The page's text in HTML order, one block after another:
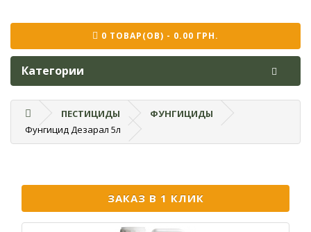
0 ТОВАР(ОВ) - 0.00 ГРН.
Категории
ПЕСТИЦИДЫ
ФУНГИЦИДЫ
Фунгицид Дезарал 5л
ЗАКАЗ В 1 КЛИК